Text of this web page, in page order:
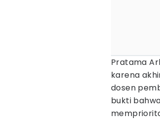
Pratama
karena
dosen
bukti